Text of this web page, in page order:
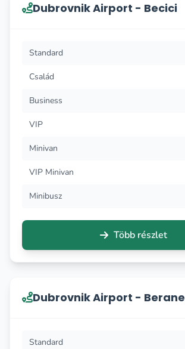
Dubrovnik Airport - Becici
Standard
Család
Business
VIP
Minivan
VIP Minivan
Minibusz
Több részlet
Dubrovnik Airport - Berane
Standard